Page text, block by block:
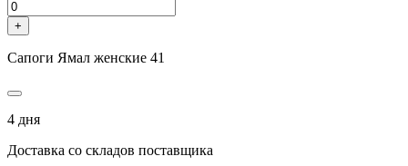
+
Сапоги Ямал женские 41
4 дня
Доставка со складов поставщика